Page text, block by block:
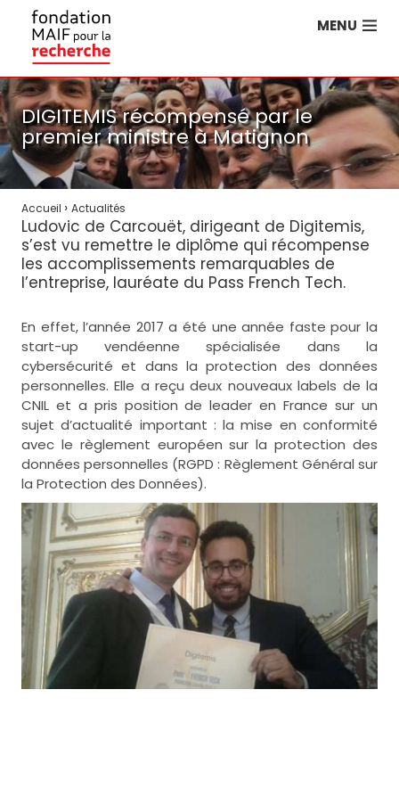
MENU
DIGITEMIS récompensé par le
premier ministre à Matignon
Accueil › Actualités
Ludovic de Carcouët, dirigeant de Digitemis,
s’est vu remettre le diplôme qui récompense
les accomplissements remarquables de
l’entreprise, lauréate du Pass French Tech.
En effet, l’année 2017 a été une année faste pour la
start-up vendéenne spécialisée dans la
cybersécurité et dans la protection des données
personnelles. Elle a reçu deux nouveaux labels de la
CNIL et a pris position de leader en France sur un
sujet d’actualité important : la mise en conformité
avec le règlement européen sur la protection des
données personnelles (RGPD : Règlement Général sur
la Protection des Données).